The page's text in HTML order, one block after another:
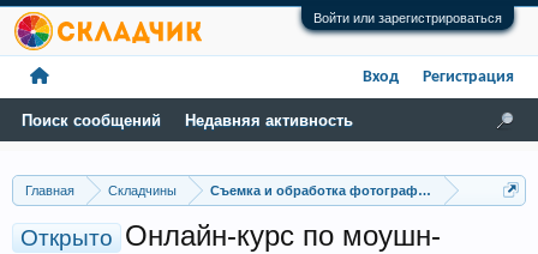
Войти или зарегистрироваться
Главная Складчины Съемка и обработка фотографий
Открыто Онлайн-курс по моушн-
Поиск сообщений Недавняя активность
Вход Регистрация